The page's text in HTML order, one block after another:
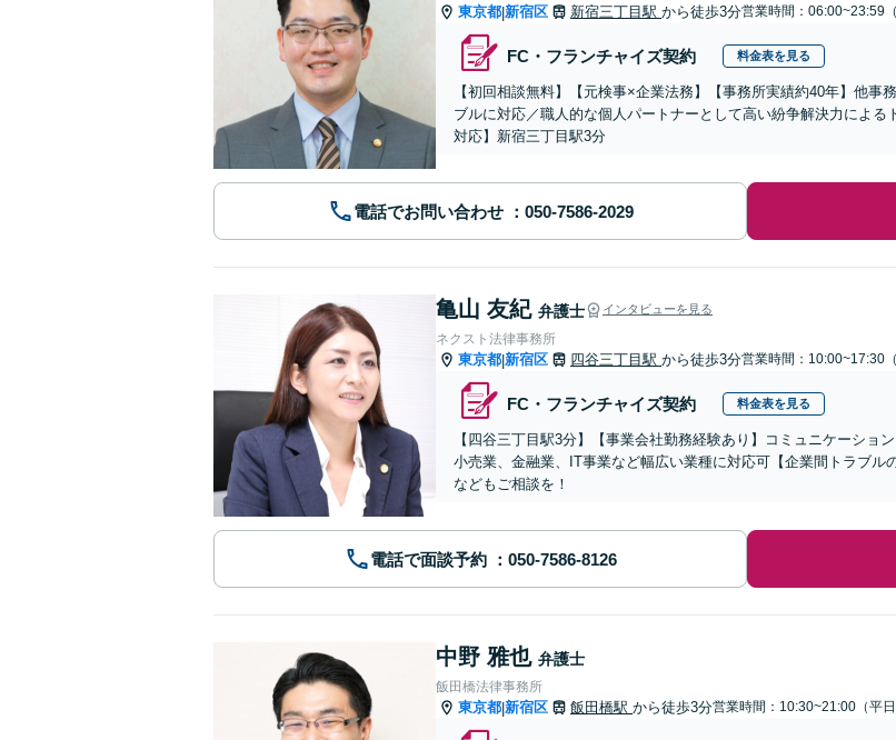
東京都|新宿区 新宿三丁目駅 から徒歩3分営業時間：06:00~23:59（
FC・フランチャイズ契約 料金表を見る
【初回相談無料】【元検事×企業法務】【事務所実績約40年】他
ブルに対応／職人的な個人パートナーとして高い紛争解決力によ
対応】新宿三丁目駅3分
電話でお問い合わせ
亀山 友紀 弁護士 インタビューを見る
ネクスト法律事務所
東京都|新宿区 四谷三丁目駅 から徒歩3分営業時間：10:00~17:30（
FC・フランチャイズ契約 料金表を見る
【四谷三丁目駅3分】【事業会社勤務経験あり】コミュニケーショ
小売業、金融業、IT事業など幅広い業種に対応可【企業間トラブル
などもご相談を！
電話で面談予約
中野 雅也 弁護士
飯田橋法律事務所
東京都|新宿区 飯田橋駅 から徒歩3分営業時間：10:30~21:00（平日